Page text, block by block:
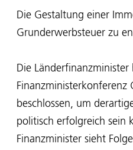
Die Gestaltung einer
Grunderwerbsteuer zu
Die
Finanzministerkonferenz
beschlossen, um
politisch erfolgreich sein
Finanzminister sieht